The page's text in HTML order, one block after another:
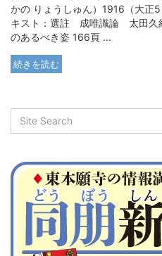
かの りょうしゅん）1916（大正
キスト：選註 成唯識論 太田
のあるべき姿 166頁 ...
続きを読む